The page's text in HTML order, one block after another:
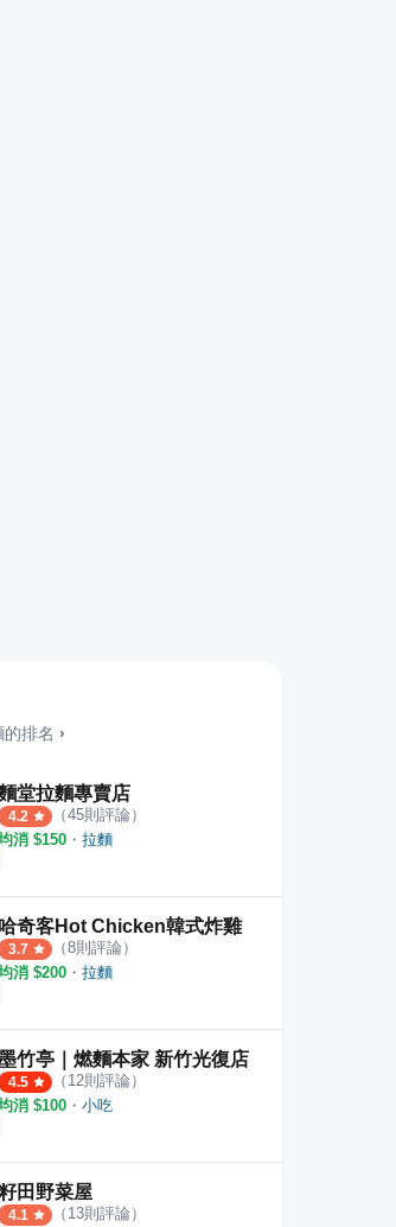
的排名 ›
堂拉麵專賣店
4.2 （45則評論）
消 $150 ・ 拉麵
哈奇客Hot Chicken韓式炸雞
3.7 （8則評論）
消 $200 ・ 拉麵
竹亭｜燃麵本家 新竹光復店
4.5 （ 12則評論）
消 $100 ・ 小吃
田野菜屋
4.1 （ 13則評論）